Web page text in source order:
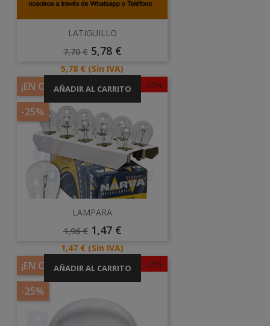
LATIGUILLO
Precio
7,70 € Precio
5,78 €
Precio
5,78 € (Sin IVA)
AÑADIR AL CARRITO -25%
¡EN OFERTA!
-25%
LAMPARA
Precio
1,96 € Precio
1,47 €
Precio
1,47 € (Sin IVA)
AÑADIR AL CARRITO -25%
¡EN OFERTA!
-25%